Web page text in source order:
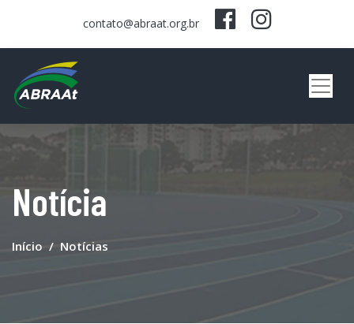
contato@abraat.org.br
Notícia
Início Notícias